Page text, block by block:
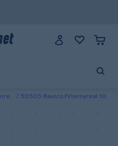
50505 Beulco Filternyckel till Björnfilter